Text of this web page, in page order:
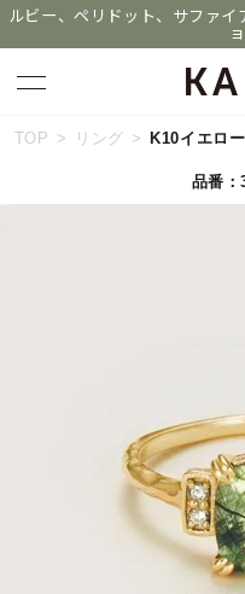
ルビー、ペリドット、サファ
TOP リング K10イエロ
品番：